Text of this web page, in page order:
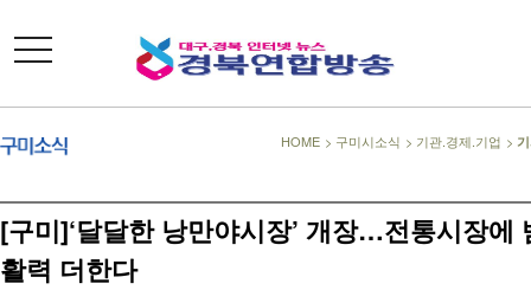
toggle
navigation
HOME > 구미시소식 > 기관.경제.기업 >
[구미]‘달달한 낭만야시장’ 개장…전통시장에
활력 더한다